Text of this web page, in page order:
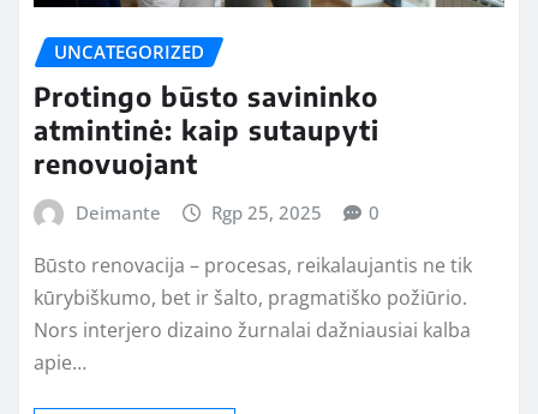
UNCATEGORIZED
Protingo būsto savininko
atmintinė: kaip sutaupyti
renovuojant
Deimante Rgp 25, 2025 0
Būsto renovacija – procesas, reikalaujantis ne tik
kūrybiškumo, bet ir šalto, pragmatiško požiūrio.
Nors interjero dizaino žurnalai dažniausiai kalba
apie…